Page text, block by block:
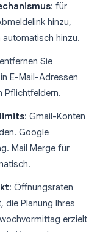
: für
hinzu,
hinzu.
Sie
E-Mail-Adressen
Pflichtfeldern.
: Gmail-Konten
Google
Mail Merge für
: Öffnungsraten
die Planung Ihres
erzielt